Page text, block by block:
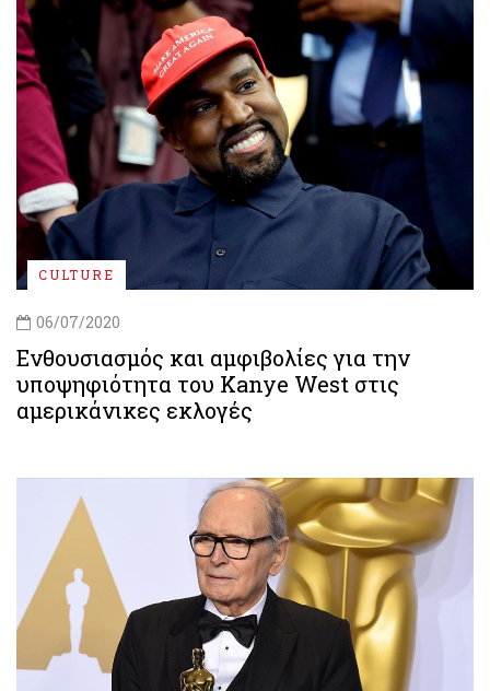
CULTURE
06/07/2020
Ενθουσιασμός και αμφιβολίες για την
υποψηφιότητα του Kanye West στις
αμερικάνικες εκλογές